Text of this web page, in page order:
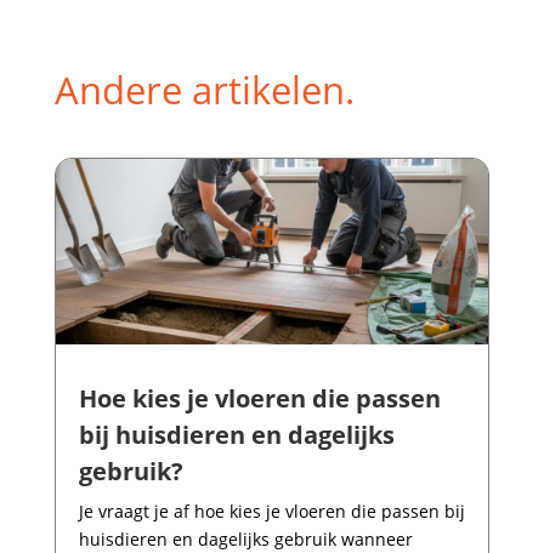
Andere artikelen.
Hoe kies je vloeren die passen
bij huisdieren en dagelijks
gebruik?
Je vraagt je af hoe kies je vloeren die passen bij
huisdieren en dagelijks gebruik wanneer